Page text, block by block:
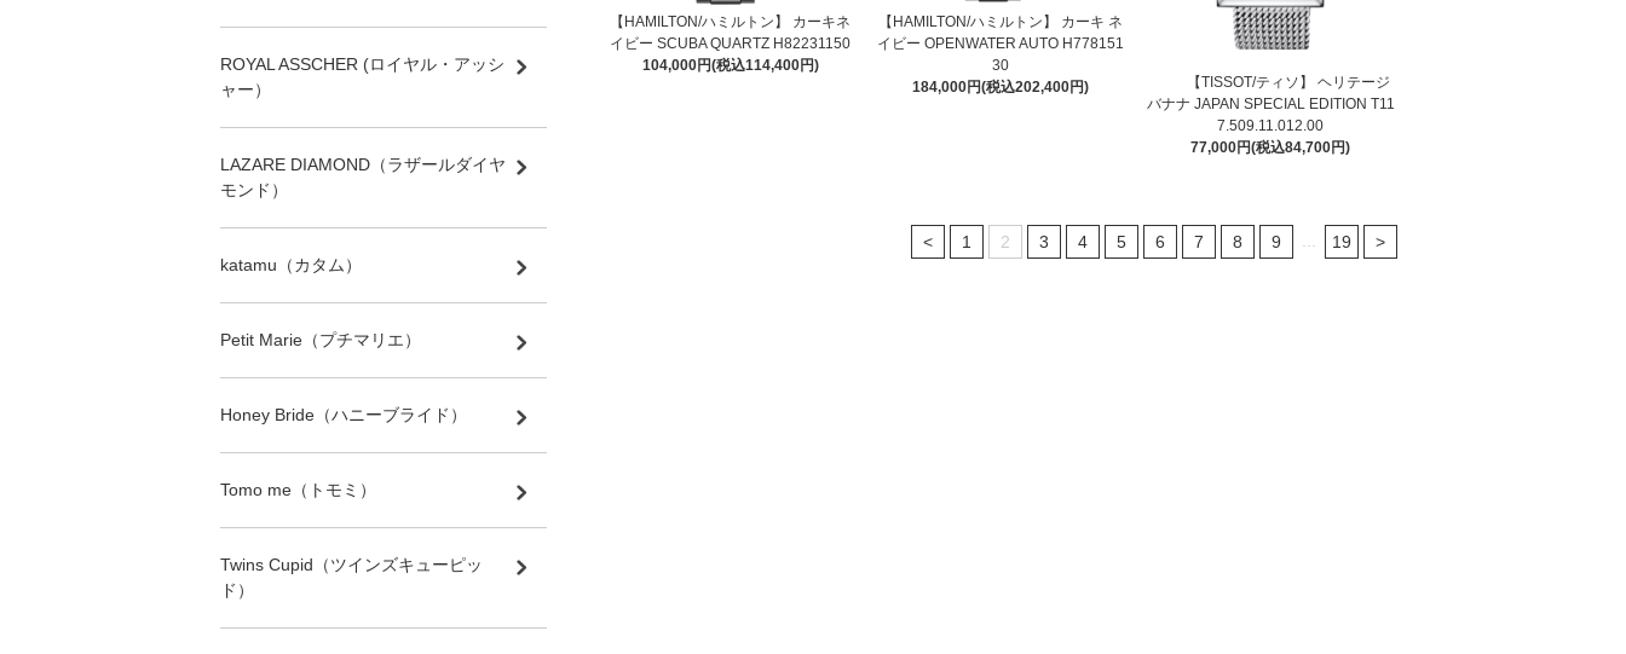
【HAMILTON/ハミルトン】 カーキネ
イビー SCUBA QUARTZ H82231150
104,000円(税込114,400円)
【HAMILTON/ハミルトン】 カーキ ネ
イビー OPENWATER AUTO H778151
30
184,000円(税込202,400円)
【TISSOT/ティソ】 ヘリテージ
バナナ JAPAN SPECIAL EDITION T11
7.509.11.012.00
77,000円(税込84,700円)
< 1 2 3 4 5 6 7 8 9 19 >
ROYAL ASSCHER (ロイヤル・アッシ
ャー）
LAZARE DIAMOND（ラザールダイヤ
モンド）
katamu（カタム）
Petit Marie（プチマリエ）
Honey Bride（ハニーブライド）
Tomo me（トモミ）
Twins Cupid（ツインズキューピッ
ド）